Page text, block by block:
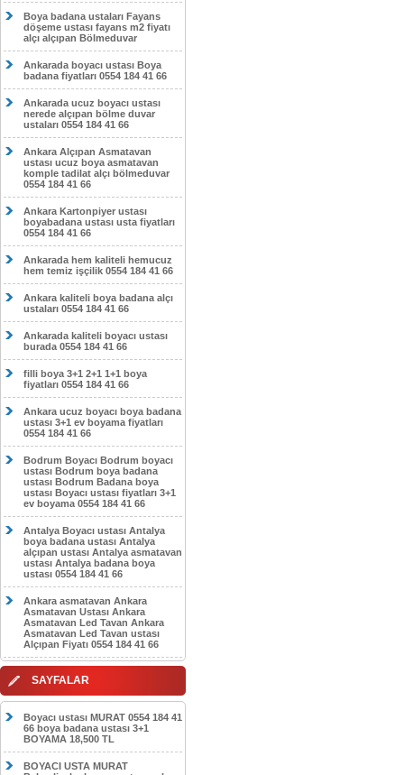
Boya badana ustaları Fayans
döşeme ustası fayans m2 fiyatı
alçı alçıpan Bölmeduvar
Ankarada boyacı ustası Boya
badana fiyatları 0554 184 41 66
Ankarada ucuz boyacı ustası
nerede alçıpan bölme duvar
ustaları 0554 184 41 66
Ankara Alçıpan Asmatavan
ustası ucuz boya asmatavan
komple tadilat alçı bölmeduvar
0554 184 41 66
Ankara Kartonpiyer ustası
boyabadana ustası usta fiyatları
0554 184 41 66
Ankarada hem kaliteli hemucuz
hem temiz işçilik 0554 184 41 66
Ankara kaliteli boya badana alçı
ustaları 0554 184 41 66
Ankarada kaliteli boyacı ustası
burada 0554 184 41 66
filli boya 3+1 2+1 1+1 boya
fiyatları 0554 184 41 66
Ankara ucuz boyacı boya badana
ustası 3+1 ev boyama fiyatları
0554 184 41 66
Bodrum Boyacı Bodrum boyacı
ustası Bodrum boya badana
ustası Bodrum Badana boya
ustası Boyacı ustası fiyatları 3+1
ev boyama 0554 184 41 66
Antalya Boyacı ustası Antalya
boya badana ustası Antalya
alçıpan ustası Antalya asmatavan
ustası Antalya badana boya
ustası 0554 184 41 66
Ankara asmatavan Ankara
Asmatavan Ustası Ankara
Asmatavan Led Tavan Ankara
Asmatavan Led Tavan ustası
Alçıpan Fiyatı 0554 184 41 66
SAYFALAR
Boyacı ustası MURAT 0554 184 41
66 boya badana ustası 3+1
BOYAMA 18,500 TL
BOYACI USTA MURAT